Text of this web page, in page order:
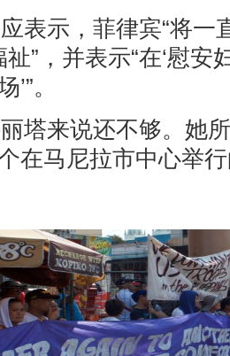
表示，菲律宾“将一
”，并表示“在‘慰安
。
塔来说还不够。她
在马尼拉市中心举